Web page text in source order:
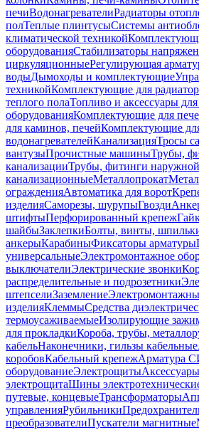
печиВодонагревателиРадиаторы
полТеплые плинтусыСистемы
климатической техникой
оборудованияСтабилизаторы
циркуляционныеРегулирующая
водыДымоходы и комплектующие
техникойКомплектующие для
теплого полаТопливо и аксессуары
оборудованияКомплектующие для
для каминов, печейКомплектующие
водонагревателейКанализацияТросы
вантузыПрочистные машиныТрубы,
канализацииТрубы, фитинги
канализационныеМеталлопрокат
огражденияАвтоматика для ворот
изделияСаморезы, шурупыГвозди
штифтыПерфорированный крепеж
шайбыЗаклепкиБолты, винты,
анкерыКарабиныФиксаторы арматуры
универсальныеЭлектромонтажное
выключателиЭлектрические звонки
распределительные и подрозетники
штепселиЗаземление
изделияКлеммыСредства
термоусаживаемыеИзолирующие
для прокладкиКороба, трубы,
кабельНаконечники, гильзы кабельные
коробовКабельный крепежАрматура
оборудованиеЭлектрощиты
электрощитаШины
путевые, концевыеТрансформаторы
управленияРубильники
преобразователиПускатели магнитные